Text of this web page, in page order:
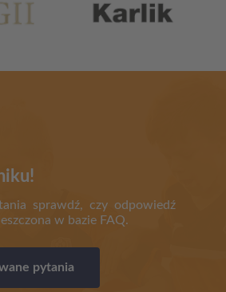
sprawdź, czy odpowiedź
w bazie FAQ.
pytania